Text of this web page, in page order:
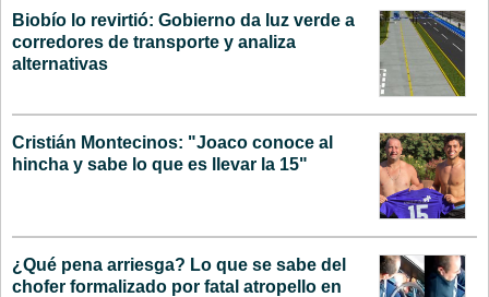
Biobío lo revirtió: Gobierno da luz verde a
corredores de transporte y analiza
alternativas
Cristián Montecinos: "Joaco conoce al
hincha y sabe lo que es llevar la 15"
¿Qué pena arriesga? Lo que se sabe del
chofer formalizado por fatal atropello en